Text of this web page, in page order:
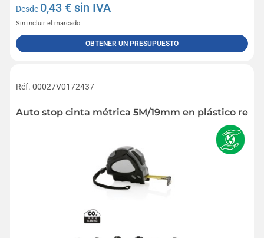
Desde 0,43 € sin IVA
Sin incluir el marcado
OBTENER UN PRESUPUESTO
Réf. 00027V0172437
Auto stop cinta métrica 5M/19mm en plástico